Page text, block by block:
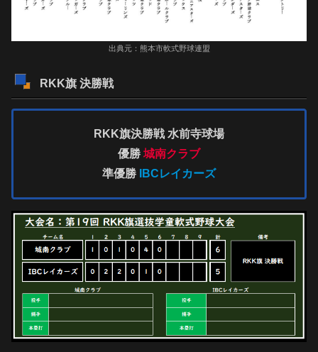
出典元：熊本市軟式野球連盟
RKK旗 決勝戦
RKK旗決勝戦 水前寺球場
優勝 城南クラブ
準優勝
IBCレイカーズ